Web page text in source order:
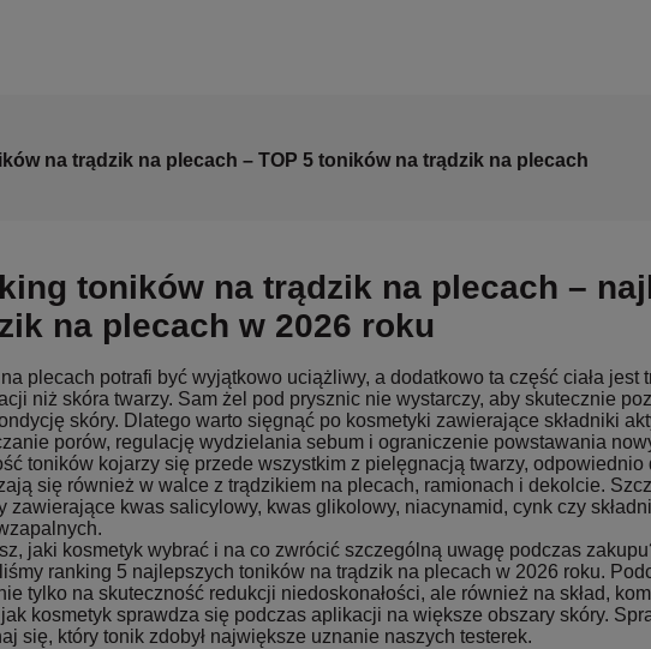
na trądzik na plecach – TOP 5 toników na trądzik na plecach
toników na trądzik na plecach –
na plecach w 2026 roku
plecach potrafi być wyjątkowo uciążliwy, a dodatkowo ta część ciała jest
niż skóra twarzy. Sam żel pod prysznic nie wystarczy, aby skutecznie
skóry. Dlatego warto sięgnąć po kosmetyki zawierające składniki
porów, regulację wydzielania sebum i ograniczenie powstawania
toników kojarzy się przede wszystkim z pielęgnacją twarzy, odpowiednio
się również w walce z trądzikiem na plecach, ramionach i dekolcie.
zawierające kwas salicylowy, kwas glikolowy, niacynamid, cynk czy
jaki kosmetyk wybrać i na co zwrócić szczególną uwagę podczas
ranking 5 najlepszych toników na trądzik na plecach w 2026 roku.
tylko na skuteczność redukcji niedoskonałości, ale również na skład,
kosmetyk sprawdza się podczas aplikacji na większe obszary skóry.
się, który tonik zdobył największe uznanie naszych testerek.